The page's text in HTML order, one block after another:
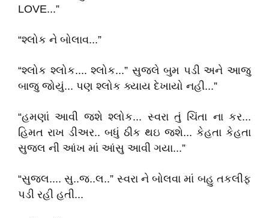
LOVE...”
“શ્લોક ને બોલાવ...”
“શ્લોક શ્લોક.... શ્લોક...” સુજલે બુમ પડી અને આજુ
બાજુ જોયું... પણ શ્લોક ક્યાય દેખાયો નહી...”
“હમણાં આવી જશે શ્લોક... સ્વરા તું ચિંતા ના કર...
હિમત રાખ ડીઅર.. બધું ઠીક થઇ જશે... કેહતા કેહતા
સુજલ ની આંખ માં આંસુ આવી ગયા...”
“સુજલ.... સુ..જ..લ..” સ્વરા ને બોલવા માં બહુ તકલીફ
પડી રહી હતી...